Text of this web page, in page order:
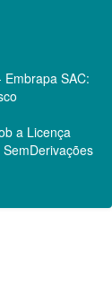
Embrapa SAC:
a Licença